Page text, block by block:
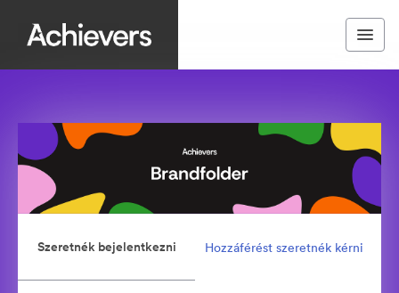
Szeretnék bejelentkezni Hozzáférést szeretnék kérni